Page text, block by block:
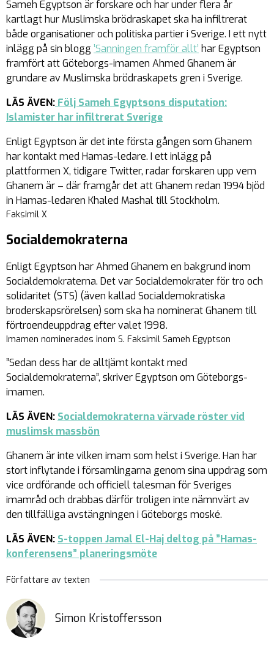
Sameh Egyptson är forskare och har under flera år
kartlagt hur Muslimska brödraskapet ska ha infiltrerat
både organisationer och politiska partier i Sverige. I ett nytt
inlägg på sin blogg ’Sanningen framför allt’ har Egyptson
framfört att Göteborgs-imamen Ahmed Ghanem är
grundare av Muslimska brödraskapets gren i Sverige.
LÄS ÄVEN: Följ Sameh Egyptsons disputation:
Islamister har infiltrerat Sverige
Enligt Egyptson är det inte första gången som Ghanem
har kontakt med Hamas-ledare. I ett inlägg på
plattformen X, tidigare Twitter, radar forskaren upp vem
Ghanem är – där framgår det att Ghanem redan 1994 bjöd
in Hamas-ledaren Khaled Mashal till Stockholm.
Faksimil X
Socialdemokraterna
Enligt Egyptson har Ahmed Ghanem en bakgrund inom
Socialdemokraterna. Det var Socialdemokrater för tro och
solidaritet (STS) (även kallad Socialdemokratiska
broderskapsrörelsen) som ska ha nominerat Ghanem till
förtroendeuppdrag efter valet 1998.
Imamen nominerades inom S. Faksimil Sameh Egyptson
”Sedan dess har de alltjämt kontakt med
Socialdemokraterna”, skriver Egyptson om Göteborgs-
imamen.
LÄS ÄVEN: Socialdemokraterna värvade röster vid
muslimsk massbön
Ghanem är inte vilken imam som helst i Sverige. Han har
stort inflytande i församlingarna genom sina uppdrag som
vice ordförande och officiell talesman för Sveriges
imamråd och drabbas därför troligen inte nämnvärt av
den tillfälliga avstängningen i Göteborgs moské.
LÄS ÄVEN: S-toppen Jamal El-Haj deltog på ”Hamas-
konferensens” planeringsmöte
Författare av texten
Simon Kristoffersson